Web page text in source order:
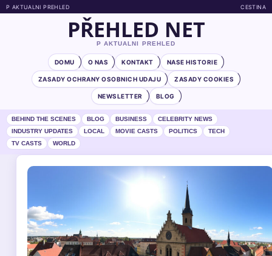
P AKTUALNI PREHLED CESTINA
PŘEHLED NET
P AKTUALNI PREHLED
DOMU O NAS KONTAKT NASE HISTORIE
ZASADY OCHRANY OSOBNICH UDAJU ZASADY COOKIES
NEWSLETTER BLOG
BEHIND THE SCENES BLOG BUSINESS
CELEBRITY NEWS
INDUSTRY UPDATES
LOCAL MOVIE CASTS POLITICS
TECH
TV CASTS
WORLD